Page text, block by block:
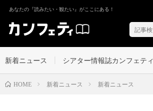
あなたの『読みたい・観たい』がここにある！
新着ニュース シアター情報誌カンフェティ
HOME 新着ニュース 新着ニュース